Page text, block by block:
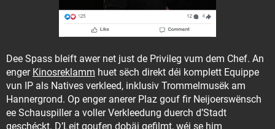
Dee Spass bleift awer net just de Privileg vum dem Chef. An
enger Kinosreklamm huet sëch direkt déi komplett Equippe
vun IP als Natives verkleed, inklusiv Trommelmusëk am
Hannergrond. Op enger anerer Plaz gouf fir Neijoerswënsch
ee Schauspiller a voller Verkleedung duerch d’Stadt
geschéckt. D’Leit goufen dobäi gefilmt, wéi se him